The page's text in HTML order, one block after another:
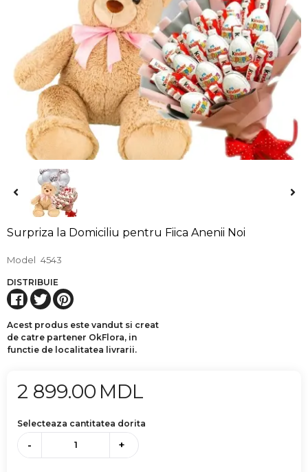
Surpriza la Domiciliu pentru Fiica Anenii Noi
Model 4543
DISTRIBUIE
Acest produs este vandut si creat
de catre partener OkFlora, in
functie de localitatea livrarii.
2 899.00 MDL
Selecteaza cantitatea dorita
- +